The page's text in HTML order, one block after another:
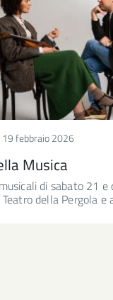
19 febbraio 2026
Musica
di sabato 21 e
della Pergola e